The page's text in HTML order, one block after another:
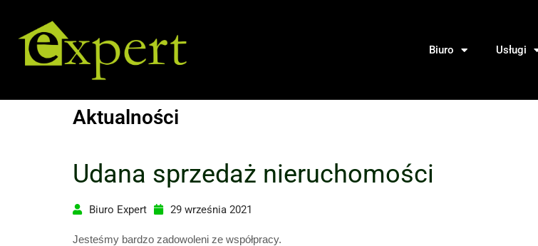
Biuro Usługi
Aktualności
Udana sprzedaż nieruchomości
Biuro Expert 29 września 2021
Jesteśmy bardzo zadowoleni ze współpracy.